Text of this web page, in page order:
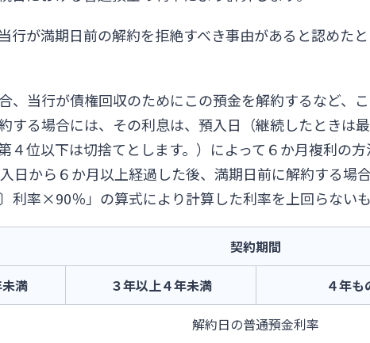
が満期日前の解約を拒絶すべき事由があると認めた
、当行が債権回収のためにこの預金を解約するなど、
する場合には、その利息は、預入日（継続したときは
位以下は切捨てとします。）によって６か月複利の
日から６か月以上経過した後、満期日前に解約する場
利率×90％」の算式により計算した利率を上回らないも
契約期間
満 ３年以上４年未満 ４年も
解約日の普通預金利率